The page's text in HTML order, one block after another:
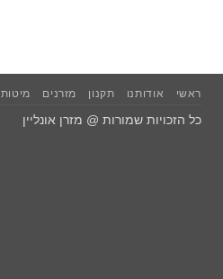
ראשי אודותנו תקנון מזרנים מיטות
כל הזכויות שמורות @ מזרן אונליין